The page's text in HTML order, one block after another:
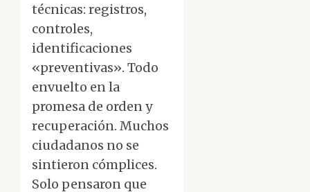
técnicas: registros,
controles,
identificaciones
«preventivas». Todo
envuelto en la
promesa de orden y
recuperación. Muchos
ciudadanos no se
sintieron cómplices.
Solo pensaron que